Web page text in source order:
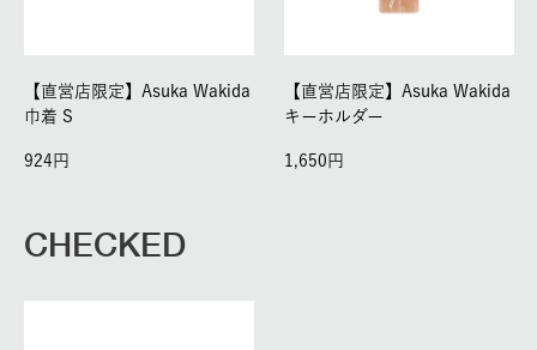
【直営店限定】Asuka Wakida
巾着 S
924
【直営店限定】Asuka Wakida
キーホルダー
1,650
CHECKED